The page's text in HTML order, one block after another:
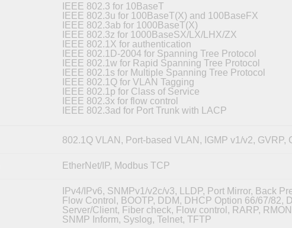
IEEE 802.3 for 10BaseT
IEEE 802.3u for 100BaseT(X) and 100BaseFX
IEEE 802.3ab for 1000BaseT(X)
IEEE 802.3z for 1000BaseSX/LX/LHX/ZX
IEEE 802.1X for authentication
IEEE 802.1D-2004 for Spanning Tree Protocol
IEEE 802.1w for Rapid Spanning Tree Protocol
IEEE 802.1s for Multiple Spanning Tree Protocol
IEEE 802.1Q for VLAN Tagging
IEEE 802.1p for Class of Service
IEEE 802.3x for flow control
IEEE 802.3ad for Port Trunk with LACP
802.1Q VLAN, Port-based VLAN, IGMP v1/v2, GVRP,
EtherNet/IP, Modbus TCP
IPv4/IPv6, SNMPv1/v2c/v3, LLDP, Port Mirror, Back
Flow Control, BOOTP, DDM, DHCP Option 66/67/82,
Server/Client, Fiber check, Flow control, RARP,
SNMP Inform, Syslog, Telnet, TFTP